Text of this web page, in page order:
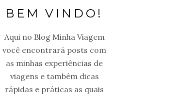
BEM VINDO!
Aqui no Blog Minha Viagem
você encontrará posts com
as minhas experiências de
viagens e também dicas
rápidas e práticas as quais